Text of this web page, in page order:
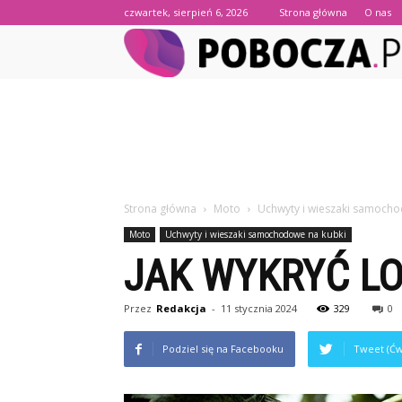
czwartek, sierpień 6, 2026 Strona główna O nas
Strona główna Moto Uchwyty i wieszaki
Moto Uchwyty i wieszaki samochodowe na kubki
JAK WYKRYĆ
Przez Redakcja - 11 stycznia 2024 329 0
Podziel się na Facebooku Tweet